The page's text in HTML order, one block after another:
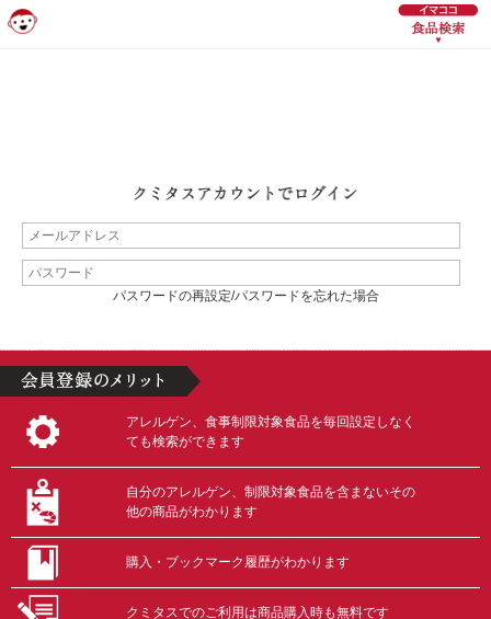
パスワードの再設定/パスワードを忘れた場合
アレルゲン、食事制限対象食品を毎回設定しなく
ても検索ができます
自分のアレルゲン、制限対象食品を含まないその
他の商品がわかります
購入・ブックマーク履歴がわかります
クミタスでのご利用は商品購入時も無料です